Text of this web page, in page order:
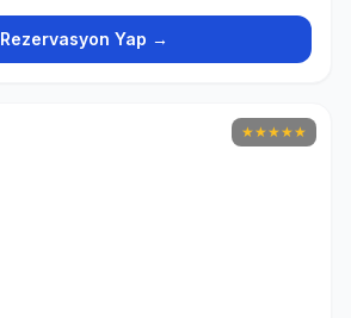
Rezervasyon Yap →
★★★★★